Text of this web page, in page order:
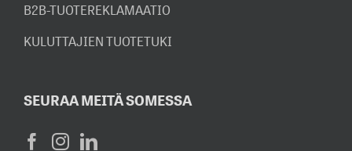
B2B-TUOTEREKLAMAATIO
KULUTTAJIEN TUOTETUKI
SEURAA MEITÄ SOMESSA